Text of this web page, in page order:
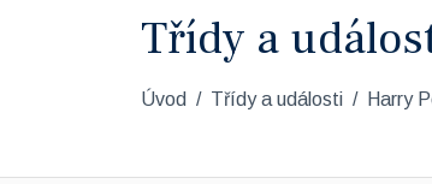
Třídy a
Úvod Třídy a události Harry